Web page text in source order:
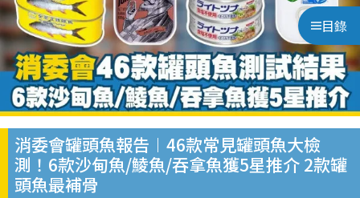
目錄
消委會罐頭魚報告︱46款常見罐頭魚大檢
測！6款沙甸魚/鯪魚/吞拿魚獲5星推介 2款罐
頭魚最補骨